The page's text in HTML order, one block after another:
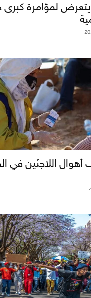
يتعرض لمؤامرة
اللاجئين في